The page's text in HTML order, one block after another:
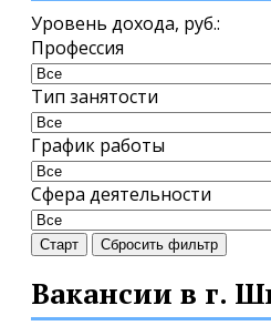
Уровень дохода, руб.:
Профессия
Тип занятости
График работы
Сфера деятельности
Старт Сбросить фильтр
Вакансии в г.